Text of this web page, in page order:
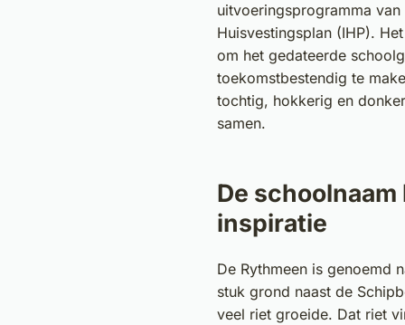
uitvoeringsprogramma van
Huisvestingsplan (IHP).
om het gedateerde
toekomstbestendig te
tochtig, hokkerig en
samen.
De schoolnaam
inspiratie
De Rythmeen is genoemd
stuk grond naast de
veel riet groeide. Dat riet